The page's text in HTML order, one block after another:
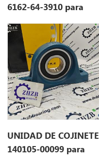
6162-64-3910 para
UNIDAD DE COJINETE
140105-00099 para